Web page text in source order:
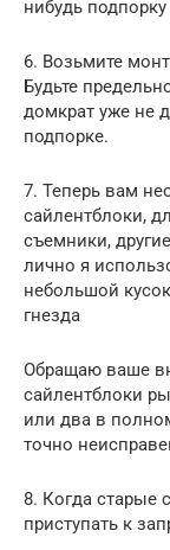
нибудь
6. Возьмите
Будьте
домкрат уже не
подпорке.
7. Теперь вам
сайлентблоки,
съемники,
лично я
небольшой
гнезда
Обращаю ваше
сайлентблоки
или два в
точно
8. Когда старые
приступать к